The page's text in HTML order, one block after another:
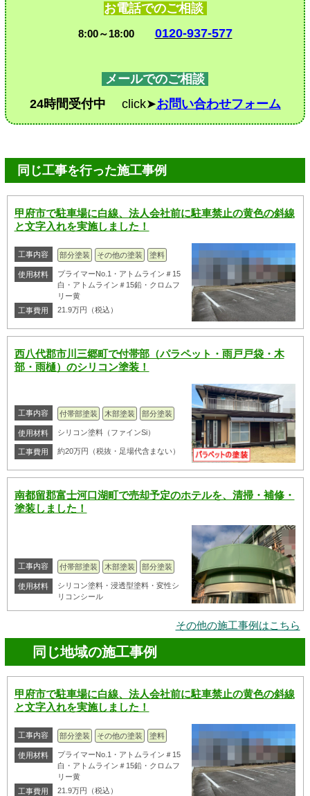
お電話でのご相談
8:00～18:00 0120-937-577
メールでのご相談
24時間受付中 click➤お問い合わせフォーム
同じ工事を行った施工事例
甲府市で駐車場に白線、法人会社前に駐車禁止の黄色の斜線
と文字入れを実施しました！
工事内容 部分塗装 その他の塗装 塗料
使用材料
プライマーNo.1・アトムライン＃15
白・アトムライン＃15鉛・クロムフ
リー黄
工事費用
21.9万円（税込）
西八代郡市川三郷町で付帯部（パラペット・雨戸戸袋・木
部・雨樋）のシリコン塗装！
工事内容 付帯部塗装 木部塗装 部分塗装
使用材料 シリコン塗料（ファインSi）
工事費用 約20万円（税抜・足場代含まない）
南都留郡富士河口湖町で売却予定のホテルを、清掃・補修・
塗装しました！
工事内容 付帯部塗装 木部塗装 部分塗装
使用材料
シリコン塗料・浸透型塗料・変性シ
リコンシール
その他の施工事例はこちら
同じ地域の施工事例
甲府市で駐車場に白線、法人会社前に駐車禁止の黄色の斜線
と文字入れを実施しました！
工事内容 部分塗装 その他の塗装 塗料
使用材料
プライマーNo.1・アトムライン＃15
白・アトムライン＃15鉛・クロムフ
リー黄
工事費用
21.9万円（税込）